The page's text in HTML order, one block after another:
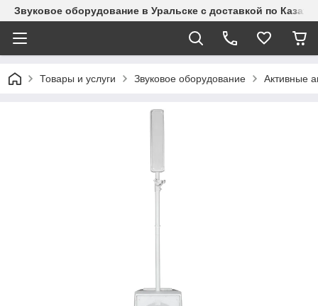
Звуковое оборудование в Уральске с доставкой по
Товары и услуги Звуковое оборудование Активные